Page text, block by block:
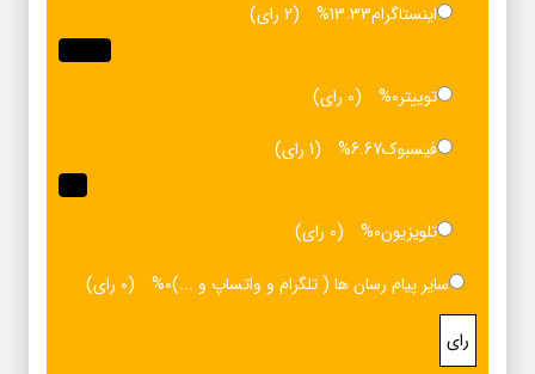
اینستاگرام13.33% (2 رای)
توییتر0%
(0 رای)
فیسبوک6.67% (1 رای)
تلویزیون0%
(0 رای)
سایر پیام رسان ها ( تلگرام و واتساپ و ...)0% (0 رای)
رای